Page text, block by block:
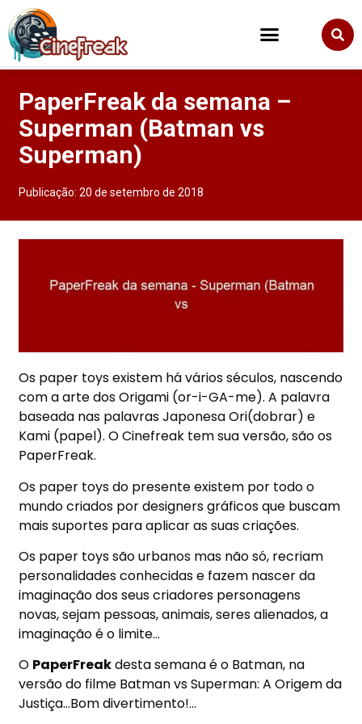
PaperFreak da semana –
Superman (Batman vs
Superman)
Publicação:20 de setembro de 2018
Os paper toys existem há vários séculos, nascendo
com aartedos Origami (or-i-GA-me). A palavra
baseada nas palavras Japonesa Ori(dobrar) e
Kami (papel). O Cinefreak tem sua versão, são os
PaperFreak.
Os paper toys do presente existem por todo o
mundo criados por designers gráficos que buscam
mais suportes para aplicar as suas criações.
Os paper toys são urbanos mas não só, recriam
personalidades conhecidas e fazem nascer da
imaginação dos seus criadores personagens
novas, sejam pessoas, animais, seres alienados, a
imaginação é o limite…
O PaperFreakdesta semana é o Batman, na
versão do filme Batman vs Superman: A Origem da
Justiça…Bom divertimento!…